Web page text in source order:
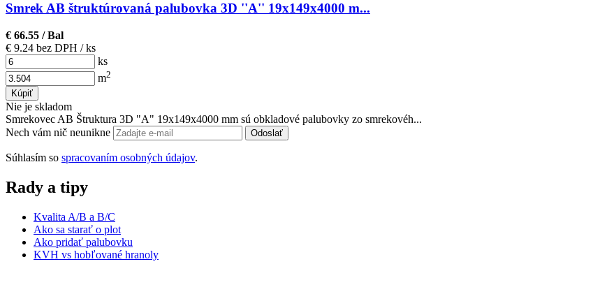
Smrek AB štruktúrovaná palubovka 3D ''A'' 19x149x4000 m...
€ 66.55 / Bal
€ 9.24 bez DPH / ks
ks
m2
Kúpiť
Nie je skladom
Smrekovec AB Štruktura 3D "A" 19x149x4000 mm sú obkladové palubovky zo smrekovéh...
Nech vám nič neunikne
Odoslať
Súhlasím so spracovaním osobných údajov.
Rady a tipy
Kvalita A/B a B/C
Ako sa starať o plot
Ako pridať palubovku
KVH vs hobľované hranoly